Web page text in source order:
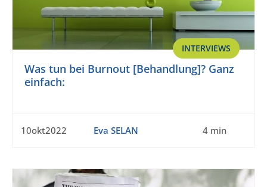
INTERVIEWS
Was tun bei Burnout [Behandlung]? Ganz
einfach:
10okt2022 Eva SELAN 4 min